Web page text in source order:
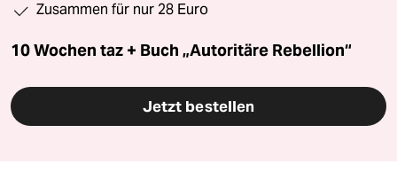
Zusammen für nur 28 Euro
10 Wochen taz + Buch „Autoritäre Rebellion“
Jetzt bestellen